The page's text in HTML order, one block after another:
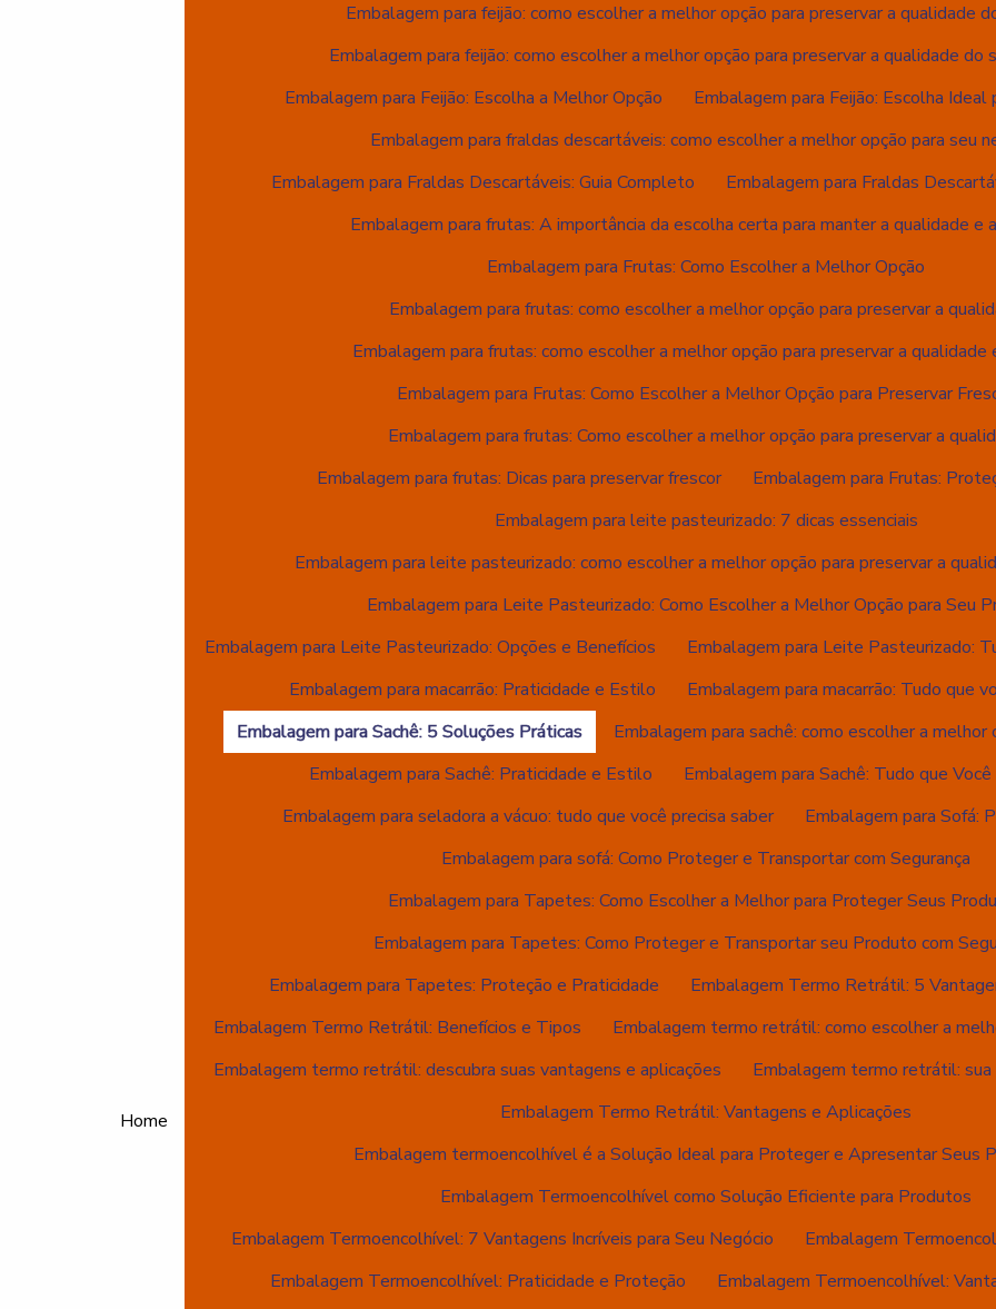
Home
Embalagem para feijão: como escolher a melhor opção para preservar a qualidade
Embalagem para feijão: como escolher a melhor opção para preservar a qualidade do
Embalagem para Feijão: Escolha a Melhor Opção
Embalagem para Feijão: Escolha Ideal
Embalagem para fraldas descartáveis: como escolher a melhor opção para seu
Embalagem para Fraldas Descartáveis: Guia Completo
Embalagem para Fraldas
Embalagem para frutas: A importância da escolha certa para manter a qualidade e
Embalagem para Frutas: Como Escolher a Melhor Opção
Embalagem para frutas: como escolher a melhor opção para preservar a
Embalagem para frutas: como escolher a melhor opção para preservar a qualidade
Embalagem para Frutas: Como Escolher a Melhor Opção para Preservar
Embalagem para frutas: Como escolher a melhor opção para preservar a
Embalagem para frutas: Dicas para preservar frescor
Embalagem para Frutas:
Embalagem para leite pasteurizado: 7 dicas essenciais
Embalagem para leite pasteurizado: como escolher a melhor opção para preservar a
Embalagem para Leite Pasteurizado: Como Escolher a Melhor Opção para Seu
Embalagem para Leite Pasteurizado: Opções e Benefícios
Embalagem para Leite Pasteurizado:
Embalagem para macarrão: Praticidade e Estilo
Embalagem para macarrão: Tudo que
Embalagem para Sachê: 5 Soluções Práticas
Embalagem para sachê: como escolher a
Embalagem para Sachê: Praticidade e Estilo
Embalagem para Sachê: Tudo que
Embalagem para seladora a vácuo: tudo que você precisa saber
Embalagem para Sofá:
Embalagem para sofá: Como Proteger e Transportar com Segurança
Embalagem para Tapetes: Como Escolher a Melhor para Proteger Seus
Embalagem para Tapetes: Como Proteger e Transportar seu Produto com
Embalagem para Tapetes: Proteção e Praticidade
Embalagem Termo Retrátil: 5
Embalagem Termo Retrátil: Benefícios e Tipos
Embalagem termo retrátil: como escolher a
Embalagem termo retrátil: descubra suas vantagens e aplicações
Embalagem termo retrátil:
Embalagem Termo Retrátil: Vantagens e Aplicações
Embalagem termoencolhível é a Solução Ideal para Proteger e Apresentar Seus
Embalagem Termoencolhível como Solução Eficiente para Produtos
Embalagem Termoencolhível: 7 Vantagens Incríveis para Seu Negócio
Embalagem
Embalagem Termoencolhível: Praticidade e Proteção
Embalagem Termoencolhível: